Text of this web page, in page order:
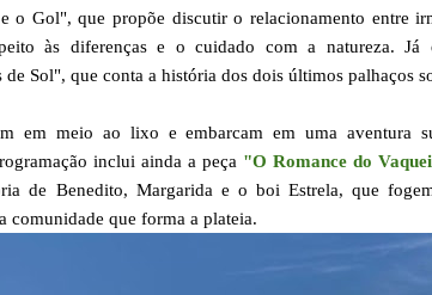
o Gol", que propõe discutir o relacionamento entre
às diferenças e o cuidado com a natureza.
de Sol", que conta a história dos dois últimos palhaços
em meio ao lixo e embarcam em uma aventura
inclui ainda a peça "O Romance do
de Benedito, Margarida e o boi Estrela, que
comunidade que forma a plateia.